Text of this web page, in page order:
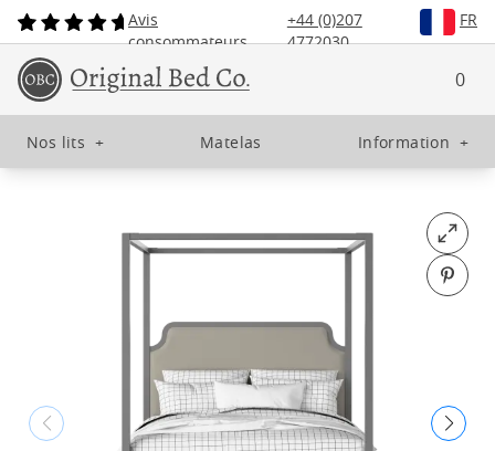
Avis
consommateurs
+44 (0)207
4772030
FR
0
Nos lits + Matelas Information +
Open
Pin